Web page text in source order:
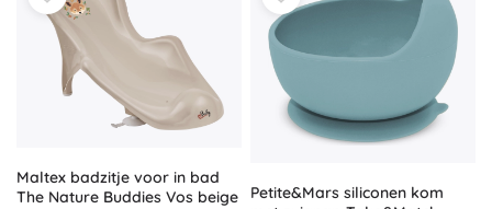
Maltex badzitje voor in bad
The Nature Buddies Vos beige
Petite&Mars siliconen kom